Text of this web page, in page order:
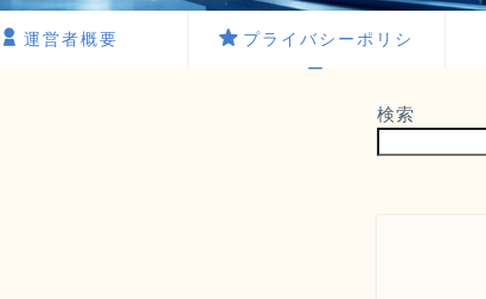
運営者概要
プライバシーポリシ
ー
検索